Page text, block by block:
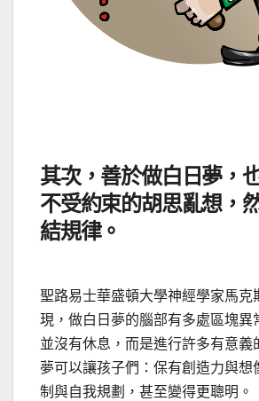
其次，善於做白日夢，
不受約束的胡思亂想，
結規律。
聖路易士華盛頓大學神經學家馬克
現，做白日夢的腦部有多處區塊異
並沒有休息，而是進行許多有意義
夢可以讓孩子們：保有創造力與想
制與自我規劃，甚至變得更聰明。